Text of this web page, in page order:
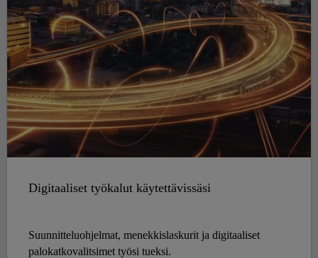
Digitaaliset työkalut käytettävissäsi
Suunnitteluohjelmat, menekkislaskurit ja digitaaliset
palokatkovalitsimet työsi tueksi.